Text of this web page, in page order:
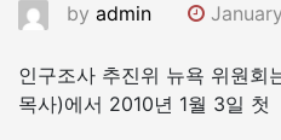
by admin
인구조사 추진위 뉴욕 위원회
목사)에서 2010년 1월 3일 첫